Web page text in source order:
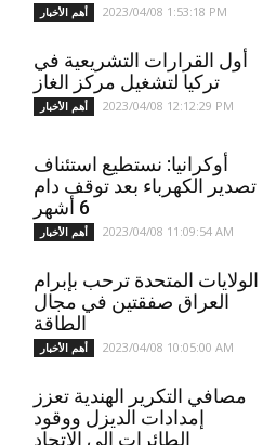
أهم الأخبار 2023/04/08 1:53:18 PM
أول القرارات التشريعية في
تركيا لتشغيل مركز الغاز
أهم الأخبار 2023/04/08 12:12:29 PM
أوكرانيا: نستطيع استئناف
تصدير الكهرباء بعد توقف دام
6 أشهر
أهم الأخبار 2023/04/08 11:09:54 AM
الولايات المتحدة ترحب بإبرام
العراق صفقتين في مجال
الطاقة
أهم الأخبار 2023/04/08 10:05:00 AM
مصافي التكرير الهندية تعزز
إمدادات الديزل ووقود
الطائرات إلى الاتحاد